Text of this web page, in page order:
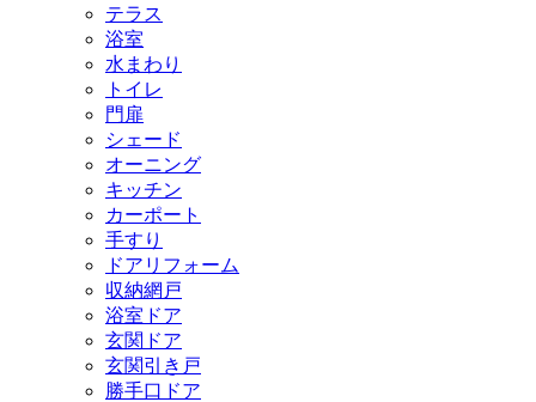
テラス
浴室
水まわり
トイレ
門扉
シェード
オーニング
キッチン
カーポート
手すり
ドアリフォーム
収納網戸
浴室ドア
玄関ドア
玄関引き戸
勝手口ドア